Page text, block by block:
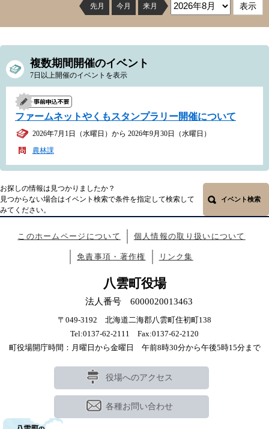
先月 今月 来月
複数期間開催のイベント
7日以上開催のイベントを表示
ファームネットやくもスタンプラリー開催について
2026年7月1日（水曜日）から 2026年9月30日（水曜日）
農林課
お探しの情報は見つかりましたか？
見つからない場合はイベント検索で条件を指定して検索して
みてください。
イベント検索
このホームページについて 個人情報の取り扱いについて
免責事項・著作権 リンク集
八雲町役場
法人番号 6000020013463
〒049-3192 北海道二海郡八雲町住初町138
Tel:0137-62-2111 Fax:0137-62-2120
町役場開庁時間：月曜日から金曜日 午前8時30分から午後5時15分まで
役場へのアクセス
各種お問い合わせ